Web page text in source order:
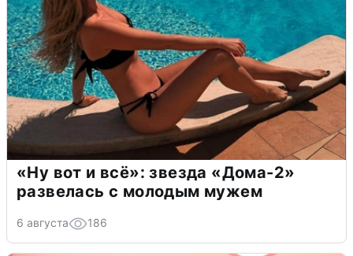
«Ну вот и всё»: звезда «Дома-2»
развелась с молодым мужем
6 августа 186